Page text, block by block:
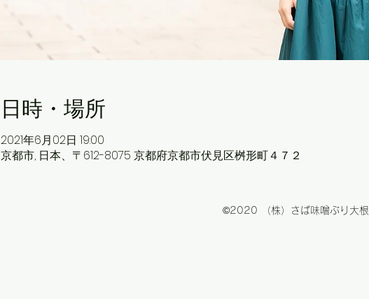
日時・場所
2021年6月02日 19:00
京都市, 日本、〒612-8075 京都府京都市伏見区桝形町４７２
©2020 （株）さば味噌ぶり大根